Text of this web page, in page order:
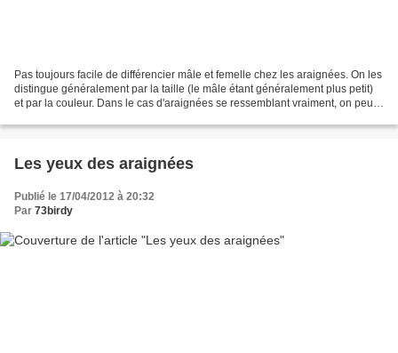
Pas toujours facile de différencier mâle et femelle chez les araignées. On les
distingue généralement par la taille (le mâle étant généralement plus petit)
et par la couleur. Dans le cas d'araignées se ressemblant vraiment, on peut
Les yeux des araignées
Publié le 17/04/2012 à 20:32
Par 73birdy